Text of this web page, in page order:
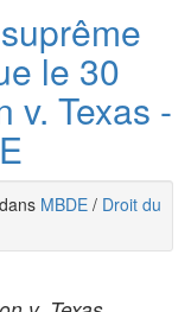
le 30
v. Texas -
MBDE / Droit du